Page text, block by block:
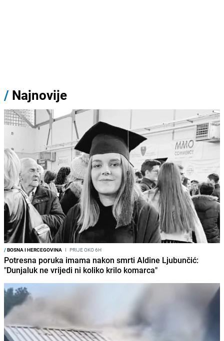
/ Najnovije
/BOSNA I HERCEGOVINA I PRIJE OKO 6H
Potresna poruka imama nakon smrti Aldine Ljubunčić:
"Dunjaluk ne vrijedi ni koliko krilo komarca"